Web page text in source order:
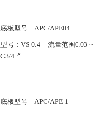
底板型号：APG/APE04
型号：VS 0.4 流量范围
G3/4〞
底板型号：APG/APE 1